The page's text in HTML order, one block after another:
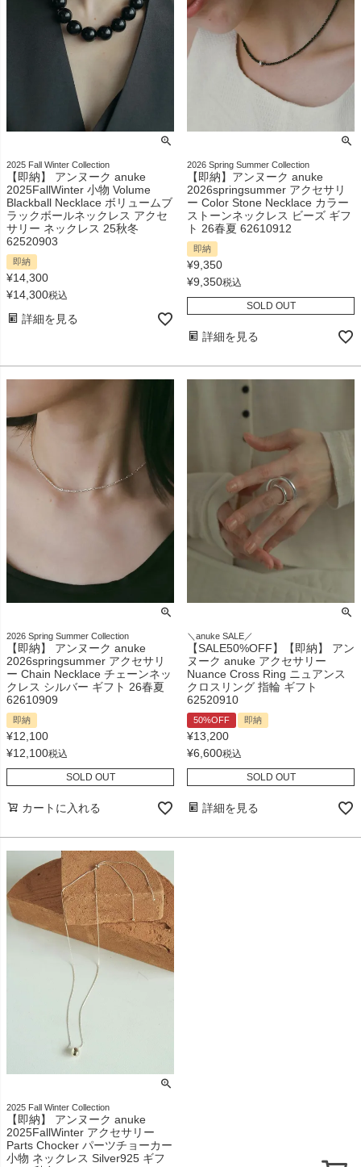
2025 Fall Winter Collection
【即納】 アンヌーク anuke
2025FallWinter 小物 Volume
Blackball Necklace ボリュームブ
ラックボールネックレス アクセ
サリー ネックレス 25秋冬
62520903
即納
¥14,300
¥14,300税込
詳細を見る
2026 Spring Summer Collection
【即納】アンヌーク anuke
2026springsummer アクセサリ
ー Color Stone Necklace カラー
ストーンネックレス ビーズ ギフ
ト 26春夏 62610912
即納
¥9,350
¥9,350税込
SOLD OUT
詳細を見る
2026 Spring Summer Collection
【即納】 アンヌーク anuke
2026springsummer アクセサリ
ー Chain Necklace チェーンネッ
クレス シルバー ギフト 26春夏
62610909
即納
¥12,100
¥12,100税込
SOLD OUT
カートに入れる
＼anuke SALE／
【SALE50%OFF】【即納】 アン
ヌーク anuke アクセサリー
Nuance Cross Ring ニュアンス
クロスリング 指輪 ギフト
62520910
50%OFF 即納
¥13,200
¥6,600税込
SOLD OUT
詳細を見る
2025 Fall Winter Collection
【即納】 アンヌーク anuke
2025FallWinter アクセサリー
Parts Chocker パーツチョーカー
小物 ネックレス Silver925 ギフ